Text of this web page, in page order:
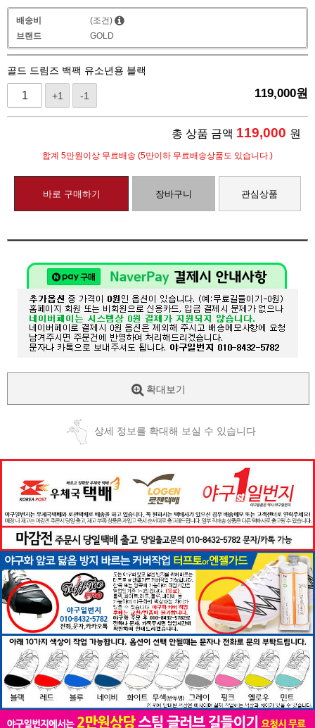
배송비
(조건)
브랜드
GOLD
골드 드림즈 백팩 유소년용 블랙
+1 -1 119,000원
총 상품 금액 119,000 원
합계 5만원이상 무료배송 (5만이하 무료배송상품도 있습니다.)
바로 구매하기 장바구니 관심상품
확대보기
상세 정보를 확대해 보실 수 있습니다